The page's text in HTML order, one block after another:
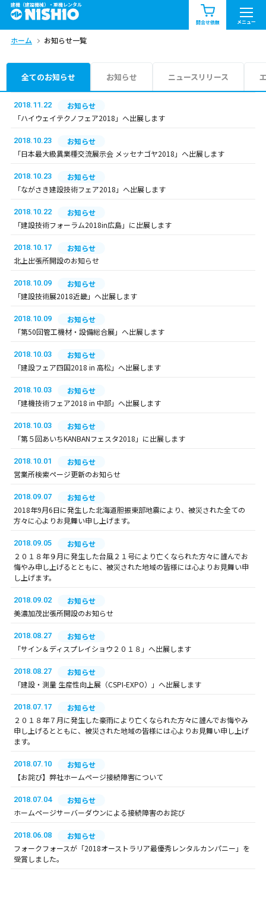
建機（建設機械）・重機レンタル
問合せ依頼 メニュー
商品一覧 お知らせ一覧
問合せ依頼リスト
エリア情報を見る
ホーム お知らせ一覧
全てのお知らせ お知らせ ニュースリリース
2018.11.22
お知らせ
「ハイウェイテクノフェア2018」へ出展します
2018.10.23
お知らせ
「日本最大級異業種交流展示会 メッセナゴヤ2018」へ出展します
2018.10.23
お知らせ
「ながさき建設技術フェア2018」へ出展します
2018.10.22
お知らせ
「建設技術フォーラム2018in広島」に出展します
2018.10.17
お知らせ
北上出張所開設のお知らせ
2018.10.09
お知らせ
「建設技術展2018近畿」へ出展します
2018.10.09
お知らせ
「第50回管工機材・設備総合展」へ出展します
2018.10.03
お知らせ
「建設フェア四国2018 in 高松」へ出展します
2018.10.03
お知らせ
「建機技術フェア2018 in 中部」へ出展します
2018.10.03
お知らせ
「第５回あいちKANBANフェスタ2018」に出展します
2018.10.01
お知らせ
営業所検索ページ更新のお知らせ
2018.09.07
お知らせ
2018年9月6日に発生した北海道胆振東部地震により、被災された全ての
方々に心よりお見舞い申し上げます。
2018.09.05
お知らせ
２０１８年９月に発生した台風２１号により亡くなられた方々に謹んでお
悔やみ申し上げるとともに、被災された地域の皆様には心よりお見舞い申
し上げます。
2018.09.02
お知らせ
美濃加茂出張所開設のお知らせ
2018.08.27
お知らせ
「サイン＆ディスプレイショウ２０１８」へ出展します
2018.08.27
お知らせ
「建設・測量 生産性向上展（CSPI-EXPO）」へ出展します
2018.07.17
お知らせ
２０１８年７月に発生した豪雨により亡くなられた方々に謹んでお悔やみ
申し上げるとともに、被災された地域の皆様には心よりお見舞い申し上げ
ます。
2018.07.10
お知らせ
【お詫び】弊社ホームページ接続障害について
2018.07.04
お知らせ
ホームページサーバーダウンによる接続障害のお詫び
2018.06.08
お知らせ
フォークフォースが「2018オーストラリア最優秀レンタルカンパニー」を
受賞しました。